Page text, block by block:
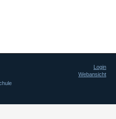
Login
Webansicht